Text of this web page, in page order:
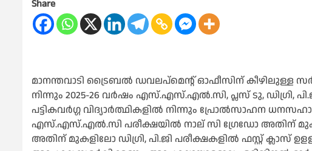
Share
മാനന്തവാടി ട്രൈബല്‍ ഡവലപ്‌മെന്റ് ഓഫീസിന് കീഴിലുള്ള
നിന്നും 2025-26 വര്‍ഷം എസ്.എസ്.എല്‍.സി, പ്ലസ് ടു, ഡിഗ്രി,
പട്ടികവര്‍ഗ്ഗ വിദ്യാര്‍ത്ഥികളില്‍ നിന്നും പ്രോല്‍സാഹന
എസ്.എസ്.എല്‍.സി പരീക്ഷയില്‍ നാല് സി ഗ്രേഡോ അതിന്
അതിന് മുകളിലോ ഡിഗ്രി, പി.ജി പരീക്ഷകളില്‍ ഫസ്റ്റ് ക്ലാസ്